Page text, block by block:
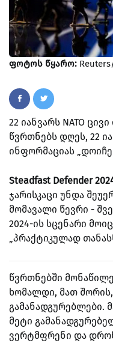
ფოტოს წყარო:
22 იანვარს NATO
წვრთნებს დღეს, 22
ინფორმაციას
Steadfast Defender
ჯარისკაცი უნდა
მომავალი წევრი -
2024-ის სცენარი
„პრაქტიკულად
წვრთნებში
ხომალდი, მათ
გამანადგურებლები.
მეტი
ვერტმფრენი და